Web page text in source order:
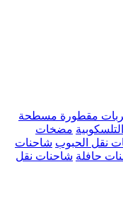
مقطورة مسطحة
مضخات
نقل الحبوب شاحنات
حافلة شاحنات نقل